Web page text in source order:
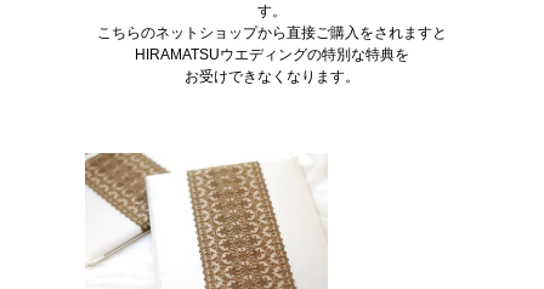
す。
こちらのネットショップから直接ご購入をされますと
HIRAMATSUウエディングの特別な特典を
お受けできなくなります。